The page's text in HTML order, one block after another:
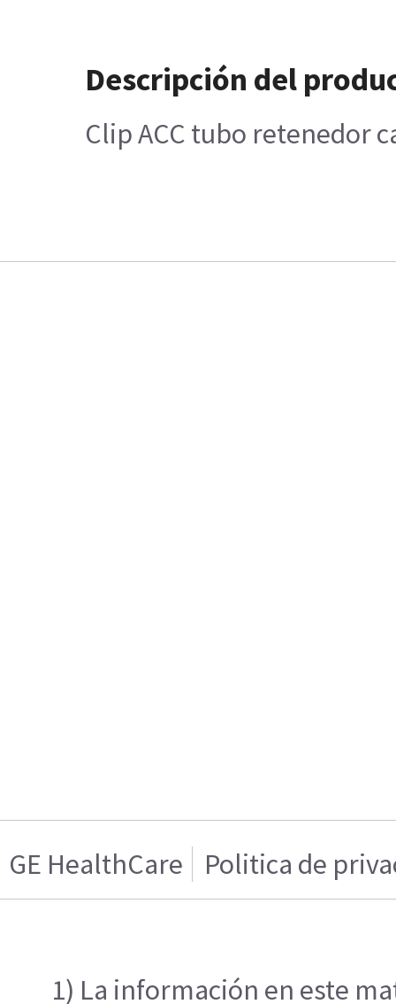
Descripción del
Clip ACC tubo retenedor
GE HealthCare Politica de
1) La información en este